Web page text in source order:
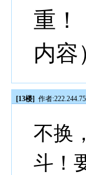
重！
内
[13楼] 作者:
不换
斗！